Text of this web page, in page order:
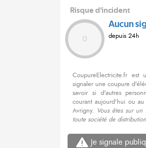
Risque d'incident
0
Aucun
depuis 24h
CoupureElectricite.fr
signaler une coupure
savoir si d'autres
courant aujourd'hui ou
Avrigny. Vous êtes sur
toute société de
Je signale